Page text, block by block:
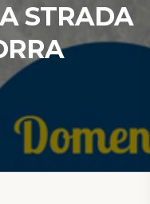
STRADA